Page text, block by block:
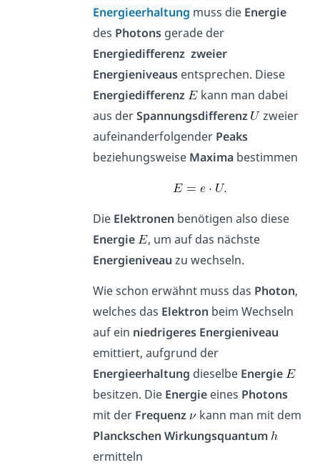
Energieerhaltung muss die Energie
des Photons gerade der
Energiedifferenz zweier
Energieniveaus entsprechen. Diese
Energiedifferenz
kann man dabei
aus derSpannungsdifferenz
zweier
aufeinanderfolgender Peaks
beziehungsweise Maxima bestimmen
Die Elektronen benötigen also diese
Energie
, um auf das nächste
Energieniveau zu wechseln.
Wie schon erwähnt muss das Photon,
welches das Elektron beim Wechseln
auf ein niedrigeres Energieniveau
emittiert, aufgrund der
Energieerhaltung dieselbe Energie
besitzen. Die Energie eines Photons
mit der Frequenz
kann man mit dem
Planckschen Wirkungsquantum
ermitteln